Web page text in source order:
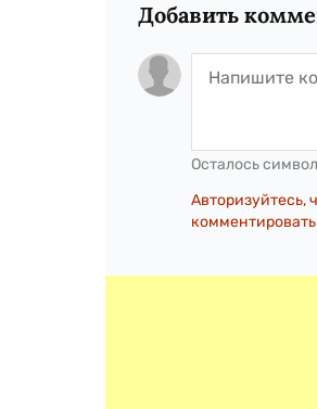
Добавить
Осталось
Авторизуйтесь,